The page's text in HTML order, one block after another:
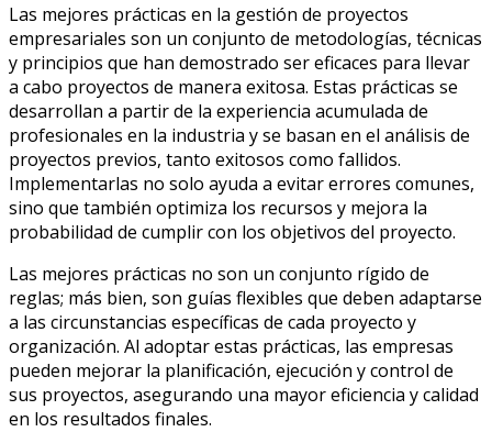
Las mejores prácticas en la gestión de proyectos
empresariales son un conjunto de metodologías, técnicas
y principios que han demostrado ser eficaces para llevar
a cabo proyectos de manera exitosa. Estas prácticas se
desarrollan a partir de la experiencia acumulada de
profesionales en la industria y se basan en el análisis de
proyectos previos, tanto exitosos como fallidos.
Implementarlas no solo ayuda a evitar errores comunes,
sino que también optimiza los recursos y mejora la
probabilidad de cumplir con los objetivos del proyecto.
Las mejores prácticas no son un conjunto rígido de
reglas; más bien, son guías flexibles que deben adaptarse
a las circunstancias específicas de cada proyecto y
organización. Al adoptar estas prácticas, las empresas
pueden mejorar la planificación, ejecución y control de
sus proyectos, asegurando una mayor eficiencia y calidad
en los resultados finales.